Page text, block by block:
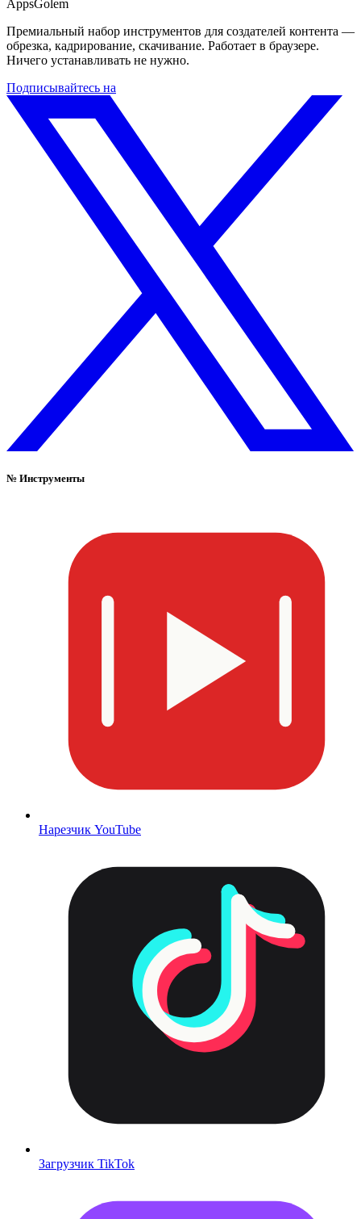
AppsGolem
Премиальный набор инструментов для создателей контента —
обрезка, кадрирование, скачивание. Работает в браузере.
Ничего устанавливать не нужно.
Подписывайтесь на
№ Инструменты
Нарезчик YouTube
Загрузчик TikTok